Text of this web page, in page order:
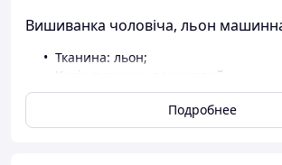
Вишиванка чоловіча, льон
Тканина: льон;
Колір тканини: вершковий
Кольори вишиття: зелений,
бордовий, жовтий, рожевий,
Тип рукава: вставний
Подробнее